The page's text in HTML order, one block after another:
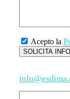
Acepto la